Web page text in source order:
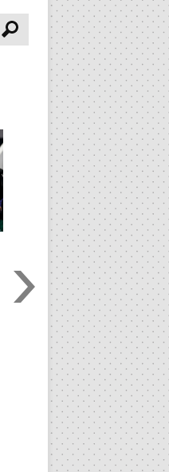
Pesquisar
03.08.2026
M18 EHF EURO
CEDE DIANTE DA
MAIN ROUND
Segunda parte dominada
derrota portuguesa por 35-
Grupo II da Main Round do
Masculino, em Belgrado.
a entrar em campo esta
horas.
Seguinte